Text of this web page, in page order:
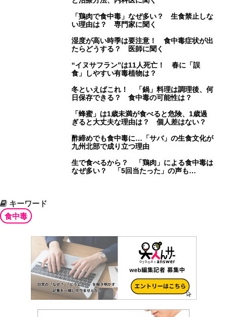
「鶏肉で食中毒」なぜ多い？ 生食禁止しな
い理由は？ 専門家に聞く
湿度が高い時季は要注意！ 食中毒症状が出
たらどうする？ 医師に聞く
“イヌサフラン”は11人死亡！ 春に「誤
食」しやすい有毒植物は？
冬といえばこれ！ 「鍋」料理は調理後、何
日保存できる？ 食中毒の可能性は？
「蜂蜜」は1歳未満が食べると危険、1歳過
ぎると大丈夫な理由は？ 個人差はない？
酢締めでも食中毒に…「サバ」の生食文化が
九州北部で成り立つ理由
生で食べるから？ 「鶏肉」による食中毒は
なぜ多い？ 「5回当たった」の声も…
キーワード
食中毒